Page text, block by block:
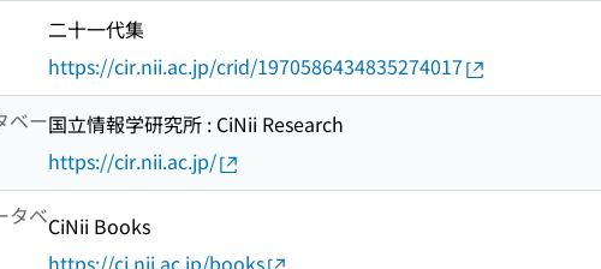
二十一代集
https://cir.nii.ac.jp/crid/1970586434835274017
ベー国立情報学研究所 : CiNii Research
https://cir.nii.ac.jp/
タベCiNii Books
https://ci.nii.ac.jp/books